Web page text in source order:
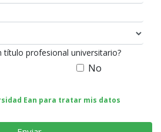
título profesional universitario?
No
Ean para tratar mis datos